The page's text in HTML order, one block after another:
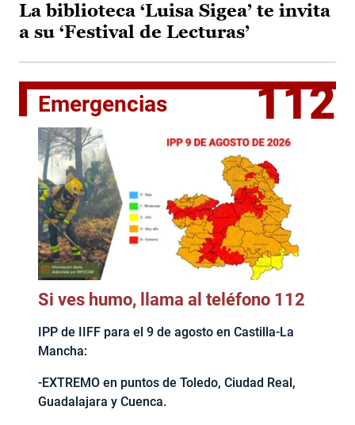
La biblioteca ‘Luisa Sigea’ te invita
a su ‘Festival de Lecturas’
Emergencias 112
Si ves humo, llama al teléfono 112
IPP de IIFF para el 9 de agosto en Castilla-La
Mancha:
-EXTREMO en puntos de Toledo, Ciudad Real,
Guadalajara y Cuenca.